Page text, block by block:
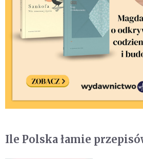
Ile Polska łamie